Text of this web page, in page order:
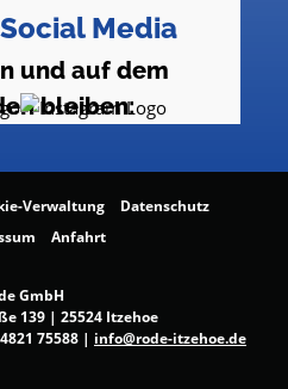
Media
und auf dem
bleiben:
Verwaltung
Datenschutz
Anfahrt
GmbH
139 | 25524 Itzehoe
75588 | info@rode-itzehoe.de